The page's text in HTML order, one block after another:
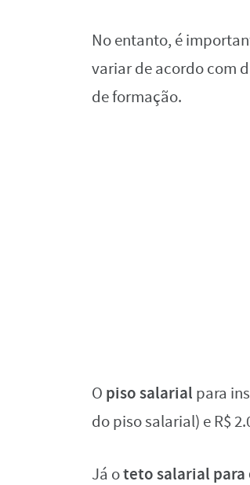
No entanto, é
variar de acordo com
de formação.
O piso salarial para
do piso salarial) e R$
Já oteto salarial para